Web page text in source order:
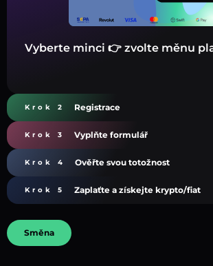
Vyberte minci 👉 zvolte měnu
Krok 2 Registrace
Krok 3 Vyplňte formulář
Krok 4 Ověřte svou totožnost
Krok 5 Zaplaťte a získejte krypto/fiat
Směna